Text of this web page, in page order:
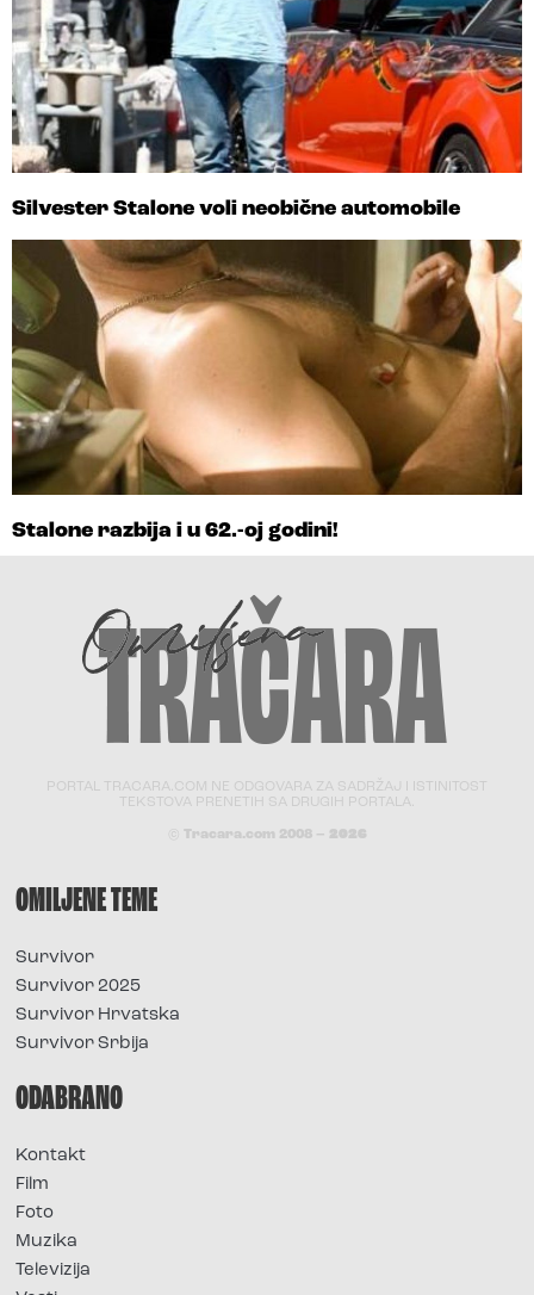
Silvester Stalone voli neobične automobile
Stalone razbija i u 62.-oj godini!
PORTAL TRACARA.COM NE ODGOVARA ZA SADRŽAJ I ISTINITOST
TEKSTOVA PRENETIH SA DRUGIH PORTALA.
© Tracara.com 2008 – 2026
OMILJENE TEME
Survivor
Survivor 2025
Survivor Hrvatska
Survivor Srbija
ODABRANO
Kontakt
Film
Foto
Muzika
Televizija